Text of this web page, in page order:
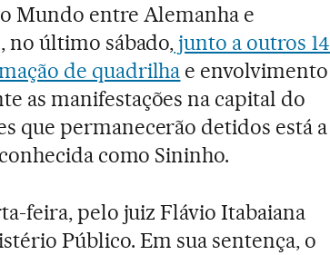
Mundo entre Alemanha e
no último sábado,junto a outros 14
de quadrilha e envolvimento
as manifestações na capital do
que permanecerão detidos está a
como Sininho.
feira, pelo juiz Flávio Itabaiana
Público. Em sua sentença, o